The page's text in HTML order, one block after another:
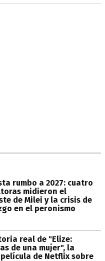
rumbo a 2027: cuatro
midieron el
de Milei y la crisis de
en el peronismo
real de "Elize:
de una mujer", la
de Netflix sobre